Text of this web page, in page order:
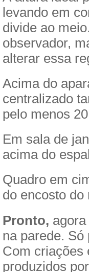
levando em
divide ao
observador,
alterar essa
Acima do
centralizado
pelo menos
Em sala de
acima do
Quadro em
do encosto do
Pronto,
na parede.
Com criações
produzidos